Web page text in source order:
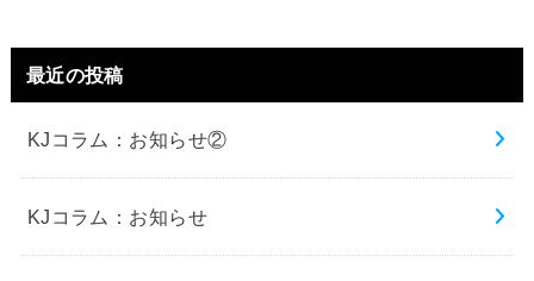
最近の投稿
KJコラム：お知らせ②
KJコラム：お知らせ